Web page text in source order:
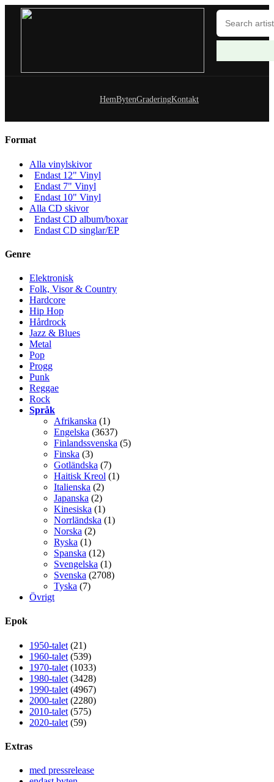
HemBytenGraderingKontakt
Format
Alla vinylskivor
Endast 12" Vinyl
Endast 7" Vinyl
Endast 10" Vinyl
Alla CD skivor
Endast CD album/boxar
Endast CD singlar/EP
Genre
Elektronisk
Folk, Visor & Country
Hardcore
Hip Hop
Hårdrock
Jazz & Blues
Metal
Pop
Progg
Punk
Reggae
Rock
Språk
Afrikanska (1)
Engelska (3637)
Finlandssvenska (5)
Finska (3)
Gotländska (7)
Haitisk Kreol (1)
Italienska (2)
Japanska (2)
Kinesiska (1)
Norrländska (1)
Norska (2)
Ryska (1)
Spanska (12)
Svengelska (1)
Svenska (2708)
Tyska (7)
Övrigt
Epok
1950-talet (21)
1960-talet (539)
1970-talet (1033)
1980-talet (3428)
1990-talet (4967)
2000-talet (2280)
2010-talet (575)
2020-talet (59)
Extras
med pressrelease